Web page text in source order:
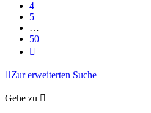
4
5
…
50
Zur erweiterten Suche
Gehe zu